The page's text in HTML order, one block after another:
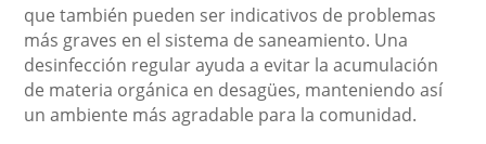
que también pueden ser indicativos de problemas
más graves en el sistema de saneamiento. Una
desinfección regular ayuda a evitar la acumulación
de materia orgánica en desagües, manteniendo así
un ambiente más agradable para la comunidad.